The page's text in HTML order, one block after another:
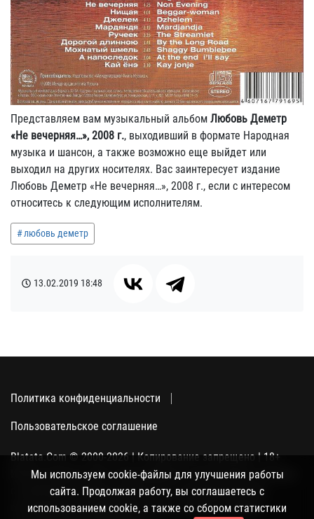
Представляем вам музыкальный альбом Любовь Деметр
«Не вечерняя…», 2008 г., выходивший в формате Народная
музыка и шансон, а также возможно еще выйдет или
выходил на других носителях. Вас заинтересует издание
Любовь Деметр «Не вечерняя…», 2008 г., если с интересом
относитесь к следующим исполнителям.
любовь деметр
13.02.2019 18:48
Политика конфиденциальности
Пользовательское соглашение
Blatata.Com © 2000-2026 | Копирование запрещено | 18+
Использование сайта подразумевает ваше полное согласие
с политикой конфиденциальности, пользовательским
соглашением и поддержкой куки, а также со сбором
Мы используем cookie-файлы для улучшения работы
сайта. Продолжая работу, вы соглашаетесь с
использованием cookie, а также со сбором статистики